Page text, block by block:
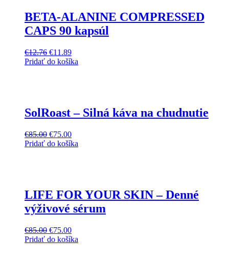
BETA-ALANINE COMPRESSED
CAPS 90 kapsúl
€12.76 €11.89
Pridať do košíka
SolRoast – Silná káva na chudnutie
€85.00 €75.00
Pridať do košíka
LIFE FOR YOUR SKIN – Denné
výživové sérum
€85.00 €75.00
Pridať do košíka